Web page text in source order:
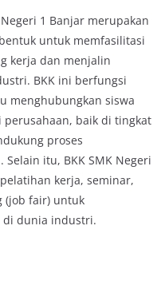
1 Banjar merupakan
untuk memfasilitasi
kerja dan menjalin
BKK ini berfungsi
menghubungkan siswa
baik di tingkat
proses
itu, BKK SMK Negeri
kerja, seminar,
(job fair) untuk
di dunia industri.